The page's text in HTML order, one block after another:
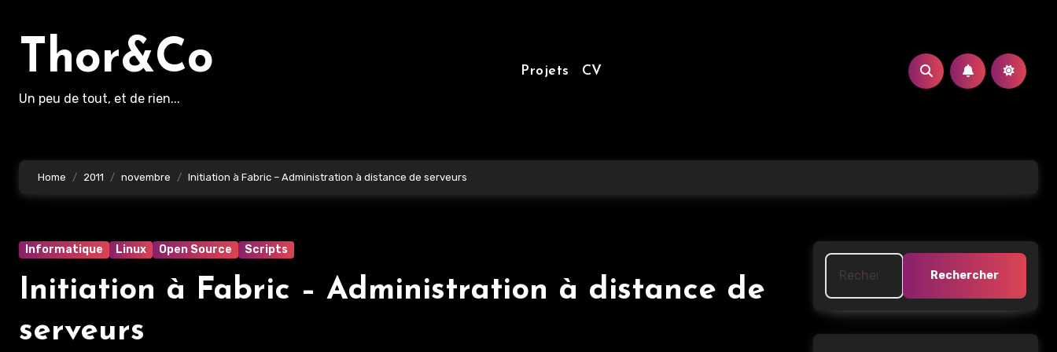
principalThor&Co
Un peu de tout, et de rien...
Projets CV
Home 2011 novembre Initiation à Fabric – Administration à distance de serveurs
Informatique Linux Open Source Scripts
Initiation à Fabric – Administration à distance de
serveurs
Rechercher :